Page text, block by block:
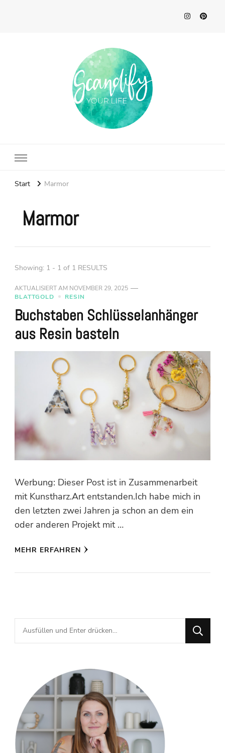
Start Marmor
Marmor
Showing: 1 - 1 of 1 RESULTS
AKTUALISIERT AM NOVEMBER 29, 2025
BLATTGOLD
RESIN
Buchstaben Schlüsselanhänger
aus Resin basteln
Werbung: Dieser Post ist in Zusammenarbeit
mit Kunstharz.Art entstanden.Ich habe mich in
den letzten zwei Jahren ja schon an dem ein
oder anderen Projekt mit …
MEHR ERFAHREN
Suchst
du